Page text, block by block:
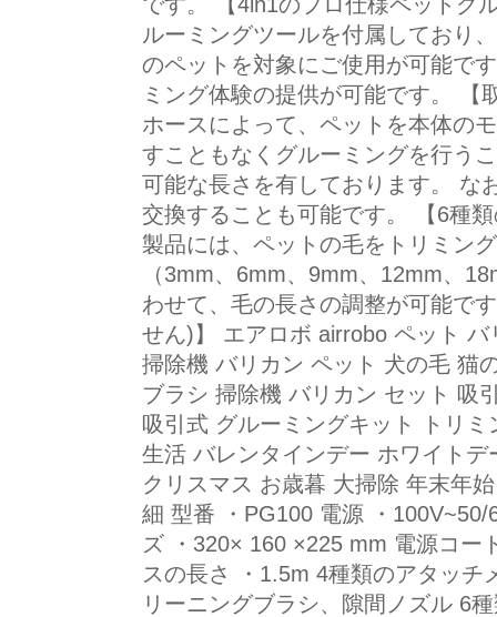
ルーミングツールを付属しており
のペットを対象にご使用が可能で
ミング体験の提供が可能です。
ホースによって、ペットを本体の
すこともなくグルーミングを行う
可能な長さを有しております。 な
交換することも可能です。 【6種
製品には、ペットの毛をトリミン
（3mm、6mm、9mm、12mm、
わせて、毛の長さの調整が可能で
せん)】 エアロボ airrobo ペット
掃除機 バリカン ペット 犬の毛 猫
ブラシ 掃除機 バリカン セット 吸
吸引式 グルーミングキット トリ
生活 バレンタインデー ホワイト
クリスマス お歳暮 大掃除 年末年
細 型番 ・PG100 電源 ・
ズ ・320× 160 ×225 mm 電源コー
スの長さ ・1.5m 4種類のアタッ
リーニングブラシ、隙間ノズル 6